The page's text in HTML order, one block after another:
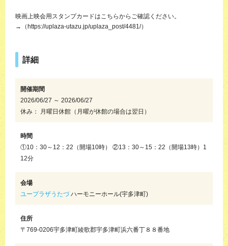
映画上映会用スタンプカードはこちらからご確認ください。
→（https://uplaza-utazu.jp/uplaza_post/4481/）
詳細
開催期間
2026/06/27 ～ 2026/06/27
休み： 月曜日休館（月曜が休館の場合は翌日）
時間
①10：30～12：22（開場10時） ②13：30～15：22（開場13時）1
12分
会場
ユープラザうたづハーモニーホール(宇多津町)
住所
〒769-0206宇多津町綾歌郡宇多津町浜六番丁８８番地